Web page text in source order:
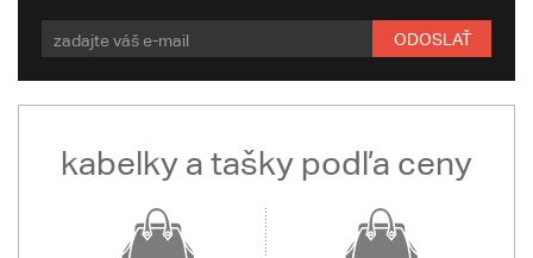
ODOSLAŤ
kabelky a tašky podľa ceny